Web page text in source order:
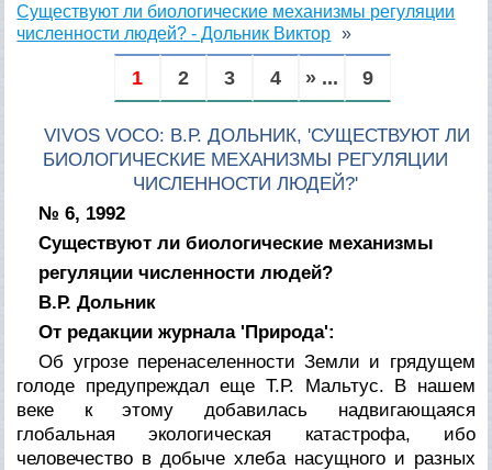
Существуют ли биологические механизмы регуляции
численности людей? - Дольник Виктор
1 2 3 4 » ... 9
VIVOS VOCO: В.Р. ДОЛЬНИК, 'СУЩЕСТВУЮТ ЛИ
БИОЛОГИЧЕСКИЕ МЕХАНИЗМЫ РЕГУЛЯЦИИ
ЧИСЛЕННОСТИ ЛЮДЕЙ?'
№ 6, 1992
Существуют ли биологические механизмы
регуляции численности людей?
В.Р. Дольник
От редакции журнала 'Природа':
Об угрозе перенаселенности Земли и грядущем
голоде предупреждал еще Т.Р. Мальтус. В нашем
веке к этому добавилась надвигающаяся
глобальная экологическая катастрофа, ибо
человечество в добыче хлеба насущного и разных